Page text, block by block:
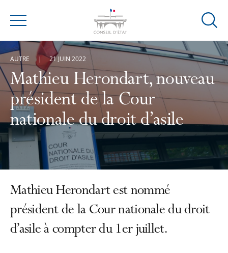
Menu
Ouvrir
de
Mathieu Herondart, nouveau
président de la Cour
nationale du droit d’asile
AUTRE 21 JUIN 2022
Mathieu Herondart est nommé
président de la Cour nationale du droit
d’asile à compter du 1er juillet.